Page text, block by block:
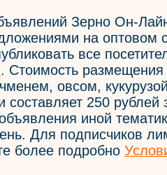
Зерно Он-
на оптовом
все
. Стоимость
овсом,
250 рублей
иной
Для подписчиков
более подробно